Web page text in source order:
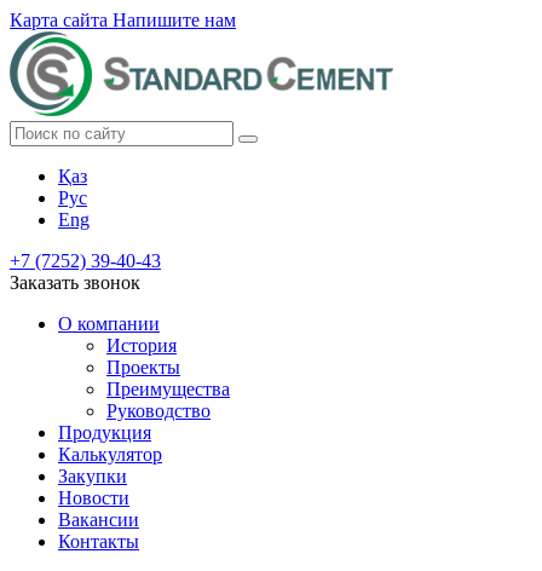
Карта сайта Напишите нам
Қаз
Рус
Eng
+7 (7252) 39-40-43
Заказать звонок
О компании
История
Проекты
Преимущества
Руководство
Продукция
Калькулятор
Закупки
Новости
Вакансии
Контакты